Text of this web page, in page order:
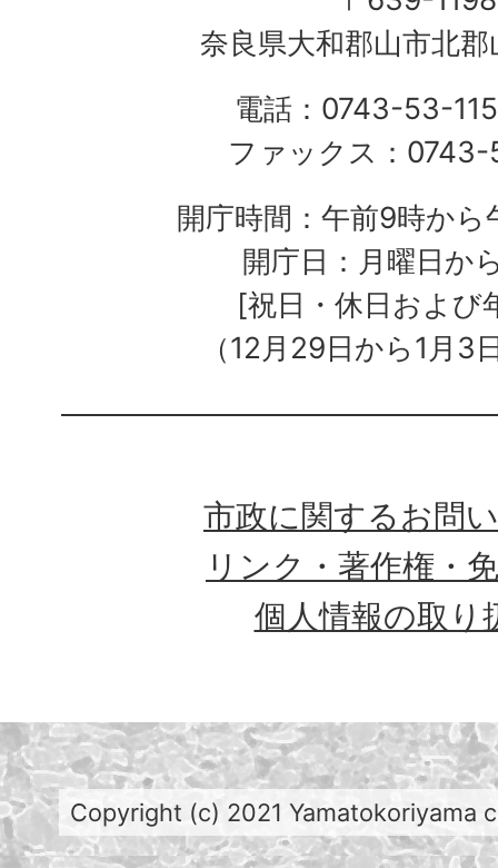
奈良県大和郡山市北
電話：0743-53-
ファックス：
開庁時間：午前9時か
開庁日：月曜日か
[祝日・休日および
（12月29日から1月3
市政に関するお問
リンク・著作権・
個人情報の取り
Copyright (c) 2021 Yamatokoriyama